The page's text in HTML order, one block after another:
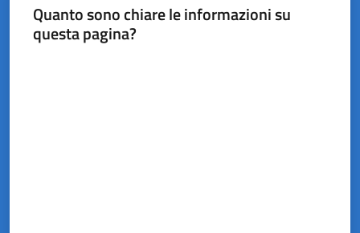
Quanto sono chiare le informazioni su
questa pagina?